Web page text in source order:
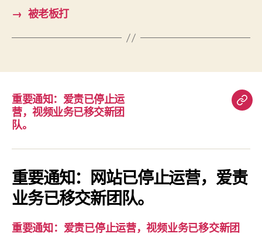
→ 被老板打
重要通知：爱责已停止运
营，视频业务已移交新团
队。
重
知：
爱
责
重要通知：网站已停止运营，爱责
业务已移交新团队。
重要通知：爱责已停止运营，视频业务已移交新团